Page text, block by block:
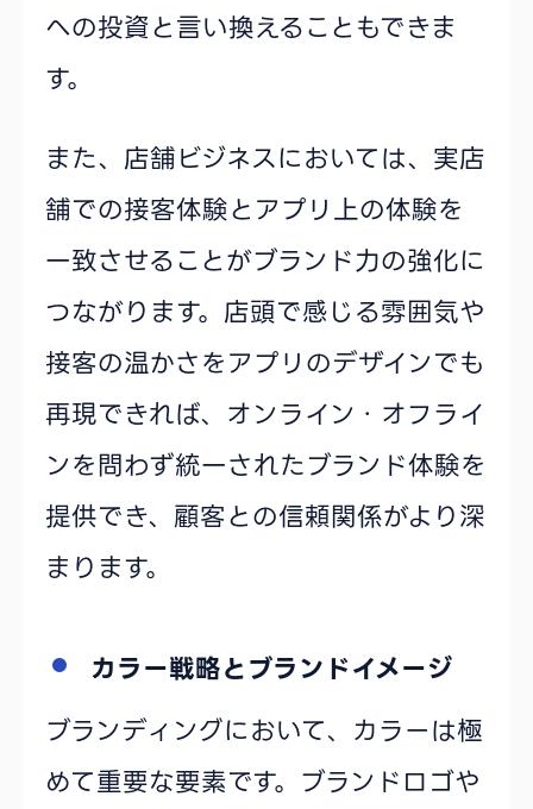
への投資と言い換えることもできま
す。
また、店舗ビジネスにおいては、実店
舗での接客体験とアプリ上の体験を
一致させることがブランド力の強化に
つながります。店頭で感じる雰囲気や
接客の温かさをアプリのデザインでも
再現できれば、オンライン・オフライ
ンを問わず統一されたブランド体験を
提供でき、顧客との信頼関係がより深
まります。
カラー戦略とブランドイメージ
ブランディングにおいて、カラーは極
めて重要な要素です。ブランドロゴや